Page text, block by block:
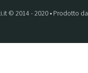
© 2014 - 2020 • Prodotto da